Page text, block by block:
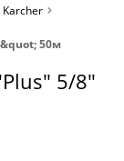
50м
5/8"